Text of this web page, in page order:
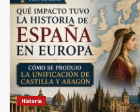
Historia